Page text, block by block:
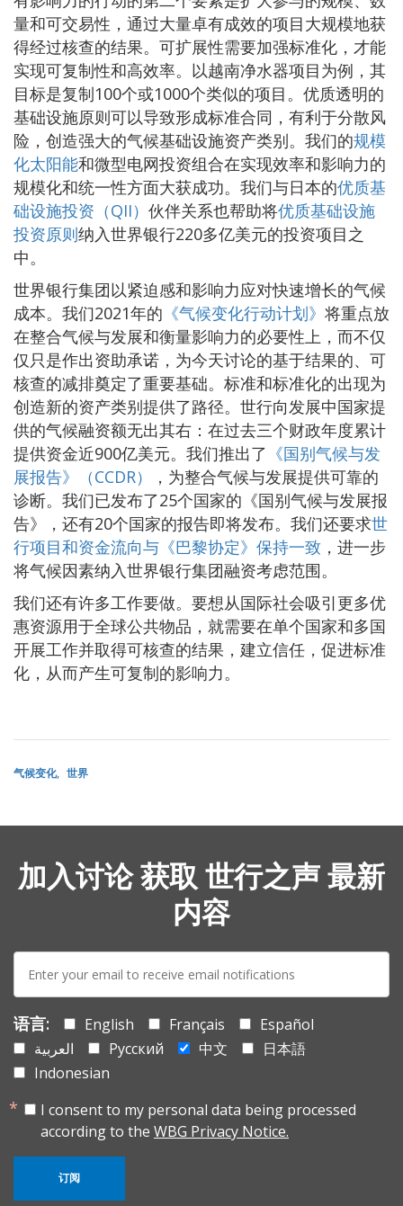
量和可交易性，通过大量卓有成效的项目大规模地获
得经过核查的结果。可扩展性需要加强标准化，才能
实现可复制性和高效率。以越南净水器项目为例，其
目标是复制100个或1000个类似的项目。优质透明的
基础设施原则可以导致形成标准合同，有利于分散风
险，创造强大的气候基础设施资产类别。我们的规模
化太阳能和微型电网投资组合在实现效率和影响力的
规模化和统一性方面大获成功。我们与日本的优质基
础设施投资（QII） 伙伴关系也帮助将优质基础设施
投资原则纳入世界银行220多亿美元的投资项目之
中。
世界银行集团以紧迫感和影响力应对快速增长的气候
成本。我们2021年的 《气候变化行动计划》 将重点放
在整合气候与发展和衡量影响力的必要性上，而不仅
仅只是作出资助承诺，为今天讨论的基于结果的、可
核查的减排奠定了重要基础。标准和标准化的出现为
创造新的资产类别提供了路径。世行向发展中国家提
供的气候融资额无出其右：在过去三个财政年度累计
提供资金近900亿美元。我们推出了 《国别气候与发
展报告》（CCDR）
，为整合气候与发展提供可靠的
诊断。我们已发布了25个国家的《国别气候与发展报
告》，还有20个国家的报告即将发布。我们还要求世
行项目和资金流向与《巴黎协定》保持一致 ，进一步
将气候因素纳入世界银行集团融资考虑范围。
我们还有许多工作要做。要想从国际社会吸引更多优
惠资源用于全球公共物品，就需要在单个国家和多国
开展工作并取得可核查的结果，建立信任，促进标准
化，从而产生可复制的影响力。
气候变化 世界
加入讨论 获取 世行之声 最新
内容
mail:
语言: English Français
Español
العربية
Русский 中文
日本語
Indonesian
I consent to my personal data being processed
according to the WBG Privacy Notice.
订阅